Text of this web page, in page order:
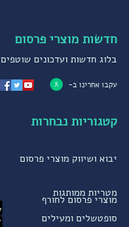
מוצרי פרסום לחורף
בלוג חדשות ועדכונים שוטפים
עקבו אחרינו ב-
קטגוריות נבחרות
יבוא ושיווק מוצרי פרסום
מטריות ממותגות
סופטשלים ומעילים
חדשות מוצרי פרסום